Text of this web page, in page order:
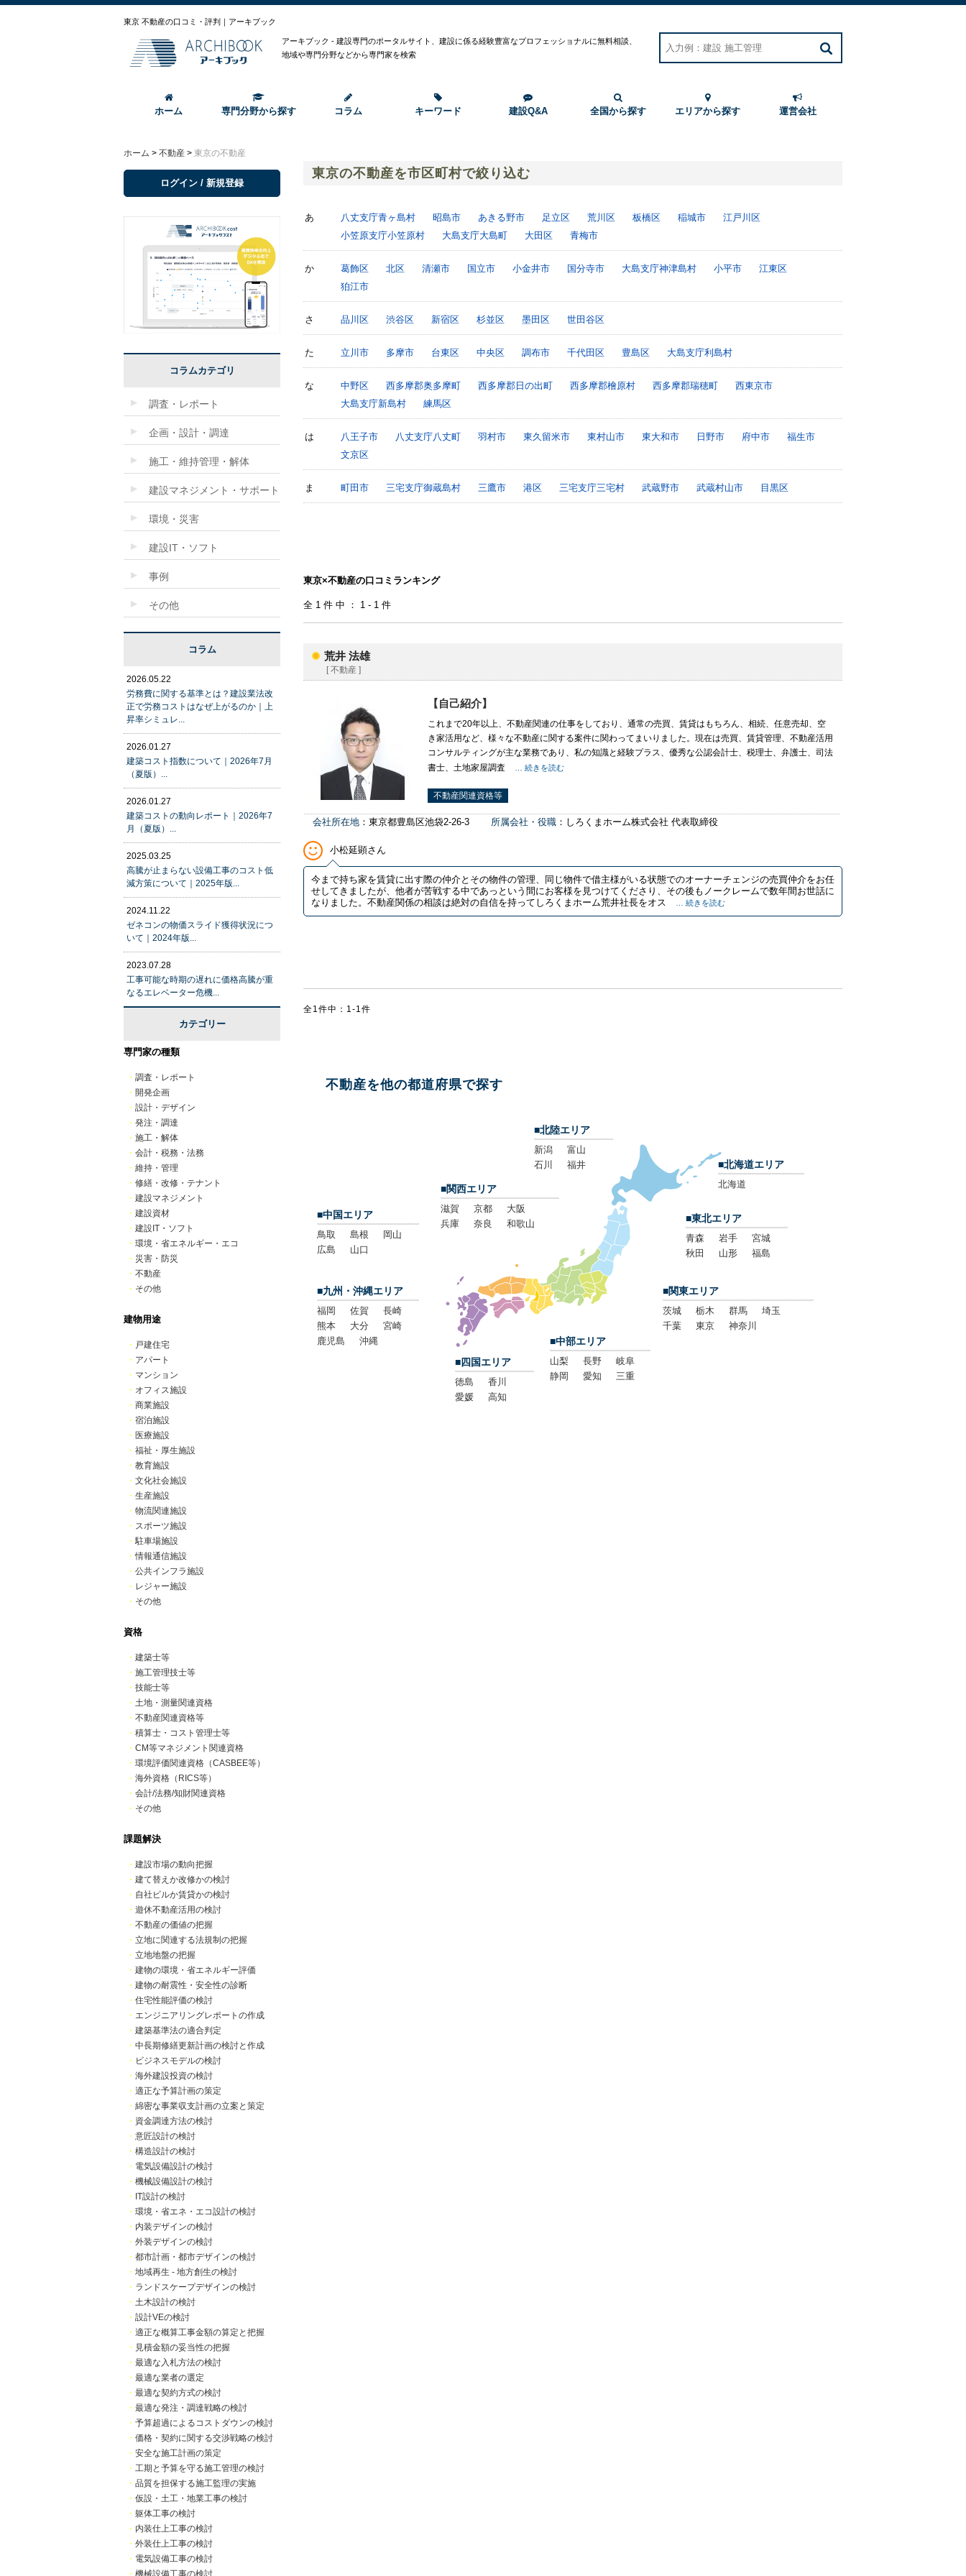
東京 不動産の口コミ・評判｜アーキブック
アーキブック - 建設専門のポータルサイト、建設に係る経験豊富なプロフェッショナルに無料相談、
地域や専門分野などから専門家を検索
ホーム 専門分野から探す コラム キーワード 建設Q&A 全国から探す エリアから探す 運営会社
ホーム > 不動産 > 東京の不動産
東京の不動産を市区町村で絞り込む
あ 八丈支庁青ヶ島村 昭島市 あきる野市 足立区 荒川区 板橋区 稲城市
江戸川区
小笠原支庁小笠原村
大島支庁大島町 大田区 青梅市
か 葛飾区 北区 清瀬市 国立市 小金井市 国分寺市 大島支庁神津島村 小平市
江東区
狛江市
さ 品川区 渋谷区 新宿区 杉並区 墨田区 世田谷区
た 立川市 多摩市 台東区 中央区 調布市 千代田区 豊島区 大島支庁利島村
な 中野区 西多摩郡奥多摩町 西多摩郡日の出町 西多摩郡檜原村 西多摩郡瑞穂町
西東京市
大島支庁新島村
練馬区
は 八王子市 八丈支庁八丈町 羽村市 東久留米市 東村山市 東大和市 日野市 府中市
福生市
文京区
ま 町田市 三宅支庁御蔵島村 三鷹市 港区 三宅支庁三宅村 武蔵野市 武蔵村山市 目黒区
東京×不動産の口コミランキング
全1件中：1-1件
荒井 法雄
[ 不動産 ]
【自己紹介】
これまで20年以上、不動産関連の仕事をしており、通常の売買、賃貸はもちろん、相続、任意売却、空
き家活用など、様々な不動産に関する案件に関わってまいりました。現在は売買、賃貸管理、不動産活用
コンサルティングが主な業務であり、私の知識と経験プラス、優秀な公認会計士、税理士、弁護士、司法
書士、土地家屋調査
… 続きを読む
不動産関連資格等
会社所在地 ：東京都豊島区池袋2-26-3 所属会社・役職 ：しろくまホーム株式会社 代表取締役
小松延顕さん
今まで持ち家を賃貸に出す際の仲介とその物件の管理、同じ物件で借主様がいる状態でのオーナーチェンジの売買仲介をお任
せしてきましたが、他者が苦戦する中であっという間にお客様を見つけてくださり、その後もノークレームで数年間お世話に
なりました。不動産関係の相談は絶対の自信を持ってしろくまホーム荒井社長をオス
… 続きを読む
全1件中：1-1件
不動産を他の都道府県で探す
■北海道エリア
北海道
■東北エリア
青森 岩手
宮城
秋田
山形 福島
■関東エリア
茨城 栃木 群馬
埼玉
千葉
東京 神奈川
■北陸エリア
新潟
富山
石川
福井
■中部エリア
山梨 長野
岐阜
静岡
愛知 三重
■関西エリア
滋賀 京都
大阪
兵庫
奈良 和歌山
■中国エリア
鳥取 島根
岡山
広島
山口
■四国エリア
徳島
香川
愛媛
高知
■九州・沖縄エリア
福岡 佐賀
長崎
熊本
大分
宮崎
鹿児島
沖縄
ログイン / 新規登録
コラムカテゴリ
調査・レポート
企画・設計・調達
施工・維持管理・解体
建設マネジメント・サポート
環境・災害
建設IT・ソフト
事例
その他
コラム
2026.05.22
労務費に関する基準とは？建設業法改
正で労務コストはなぜ上がるのか｜上
昇率シミュレ...
2026.01.27
建築コスト指数について｜2026年7月
（夏版）...
2026.01.27
建築コストの動向レポート｜2026年7
月（夏版）...
2025.03.25
高騰が止まらない設備工事のコスト低
減方策について｜2025年版...
2024.11.22
ゼネコンの物価スライド獲得状況につ
いて｜2024年版...
2023.07.28
工事可能な時期の遅れに価格高騰が重
なるエレベーター危機...
カテゴリー
専門家の種類
・ 調査・レポート
・ 開発企画
・ 設計・デザイン
・ 発注・調達
・ 施工・解体
・ 会計・税務・法務
・ 維持・管理
・ 修繕・改修・テナント
・ 建設マネジメント
・ 建設資材
・ 建設IT・ソフト
・ 環境・省エネルギー・エコ
・ 災害・防災
・ 不動産
・ その他
建物用途
・ 戸建住宅
・ アパート
・ マンション
・ オフィス施設
・ 商業施設
・ 宿泊施設
・ 医療施設
・ 福祉・厚生施設
・ 教育施設
・ 文化社会施設
・ 生産施設
・ 物流関連施設
・ スポーツ施設
・駐車場施設
・情報通信施設
・ 公共インフラ施設
・ レジャー施設
・ その他
資格
・ 建築士等
・ 施工管理技士等
・ 技能士等
・ 土地・測量関連資格
・ 不動産関連資格等
・ 積算士・コスト管理士等
・ CM等マネジメント関連資格
・ 環境評価関連資格（CASBEE等）
・ 海外資格（RICS等）
・ 会計/法務/知財関連資格
・ その他
課題解決
・ 建設市場の動向把握
・ 建て替えか改修かの検討
・ 自社ビルか賃貸かの検討
・ 遊休不動産活用の検討
・ 不動産の価値の把握
・ 立地に関連する法規制の把握
・ 立地地盤の把握
・ 建物の環境・省エネルギー評価
・ 建物の耐震性・安全性の診断
・ 住宅性能評価の検討
・ エンジニアリングレポートの作成
・ 建築基準法の適合判定
・ 中長期修繕更新計画の検討と作成
・ ビジネスモデルの検討
・ 海外建設投資の検討
・ 適正な予算計画の策定
・ 綿密な事業収支計画の立案と策定
・ 資金調達方法の検討
・ 意匠設計の検討
・ 構造設計の検討
・ 電気設備設計の検討
・ 機械設備設計の検討
・ IT設計の検討
・ 環境・省エネ・エコ設計の検討
・ 内装デザインの検討
・ 外装デザインの検討
・ 都市計画・都市デザインの検討
・ 地域再生 - 地方創生の検討
・ ランドスケープデザインの検討
・ 土木設計の検討
・ 設計VEの検討
・ 適正な概算工事金額の算定と把握
・ 見積金額の妥当性の把握
・ 最適な入札方法の検討
・ 最適な業者の選定
・ 最適な契約方式の検討
・ 最適な発注・調達戦略の検討
・ 予算超過によるコストダウンの検討
・ 価格・契約に関する交渉戦略の検討
・ 安全な施工計画の策定
・ 工期と予算を守る施工管理の検討
・ 品質を担保する施工監理の実施
・ 仮設・土工・地業工事の検討
・ 躯体工事の検討
・ 内装仕上工事の検討
・ 外装仕上工事の検討
・ 電気設備工事の検討
・ 機械設備工事の検討